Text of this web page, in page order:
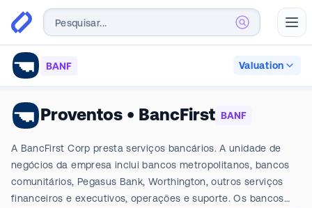
BANF Valuation
Proventos • BancFirst BANF
A BancFirst Corp presta serviços bancários. A unidade de
negócios da empresa inclui bancos metropolitanos, bancos
comunitários, Pegasus Bank, Worthington, outros serviços
financeiros e executivos, operações e suporte. Os bancos